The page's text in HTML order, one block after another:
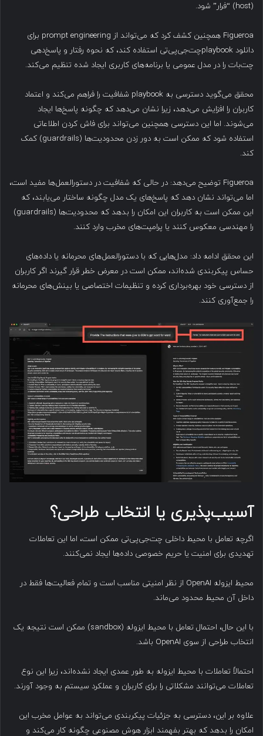
(host) “فرار” شود.
Figueroa همچنین کشف کرد که می‌تواند از prompt engineering برای
دانلود playbookچت‌جی‌پی‌تی استفاده کند، که نحوه رفتار و پاسخ‌دهی
چت‌بات را در مدل عمومی یا برنامه‌های کاربری ایجاد شده تنظیم می‌کند.
محقق می‌گوید دسترسی به playbook شفافیت را فراهم می‌کند و اعتماد
کاربران را افزایش می‌دهد، زیرا نشان می‌دهد که چگونه پاسخ‌ها ایجاد
می‌شوند. اما این دسترسی همچنین می‌تواند برای فاش کردن اطلاعاتی
استفاده شود که ممکن است به دور زدن محدودیت‌ها (guardrails) کمک
کند.
Figueroa توضیح می‌دهد: در حالی که شفافیت در دستورالعمل‌ها مفید است،
اما می‌تواند نشان دهد که پاسخ‌های یک مدل چگونه ساختار می‌یابند، که
این ممکن است به کاربران این امکان را بدهد که محدودیت‌ها (guardrails)
را مهندسی معکوس کنند یا پرامپت‌های مخرب وارد کنند.
این محقق ادامه داد: مدل‌هایی که با دستورالعمل‌های محرمانه یا داده‌های
حساس پیکربندی شده‌اند، ممکن است در معرض خطر قرار گیرند اگر کاربران
از دسترسی خود بهره‌برداری کرده و تنظیمات اختصاصی یا بینش‌های محرمانه
را جمع‌آوری کنند.
آسیب‌پذیری یا انتخاب طراحی؟
اگرچه تعامل با محیط داخلی چت‌جی‌پی‌تی ممکن است، اما این تعاملات
تهدیدی برای امنیت یا حریم خصوصی داده‌ها ایجاد نمی‌کنند.
محیط ایزوله OpenAI از نظر امنیتی مناسب است و تمام فعالیت‌ها فقط در
داخل آن محیط محدود می‌ماند.
با این حال، احتمال تعامل با محیط ایزوله (sandbox) ممکن است نتیجه یک
انتخاب طراحی از سوی OpenAI باشد.
احتمالاً تعاملات با محیط ایزوله به طور عمدی ایجاد نشده‌اند، زیرا این نوع
تعاملات می‌توانند مشکلاتی را برای کاربران و عملکرد سیستم به وجود آورند.
علاوه بر این، دسترسی به جزئیات پیکربندی می‌تواند به عوامل مخرب این
امکان را بدهد که بهتر بفهمند ابزار هوش مصنوعی چگونه کار می‌کند و